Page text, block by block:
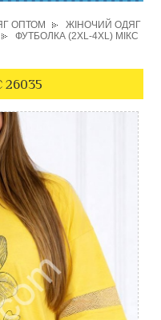
ОПТОМ
ЖІНОЧИЙ ОДЯГ
ФУТБОЛКА (2XL-4XL) МІКС